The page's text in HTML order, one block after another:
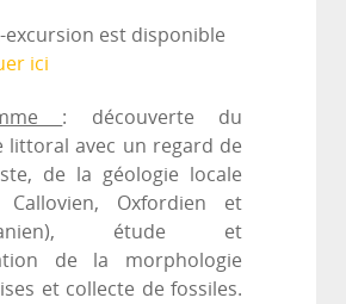
excursion est disponible
ici
: découverte du
littoral avec un regard de
de la géologie locale
Callovien, Oxfordien et
étude et
de la morphologie
et collecte de fossiles.